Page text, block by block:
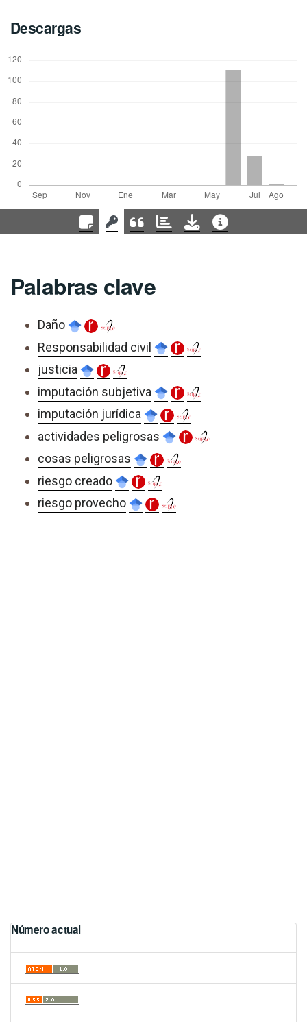
Descargas
Palabras clave
Daño
Responsabilidad civil
justicia
imputación subjetiva
imputación jurídica
actividades peligrosas
cosas peligrosas
riesgo creado
riesgo provecho
Número actual